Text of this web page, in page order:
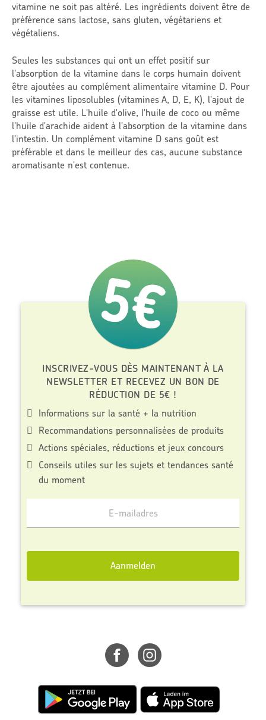
vitamine ne soit pas altéré. Les ingrédients doivent être de
préférence sans lactose, sans gluten, végétariens et
végétaliens.
Seules les substances qui ont un effet positif sur
l'absorption de la vitamine dans le corps humain doivent
être ajoutées au complément alimentaire vitamine D. Pour
les vitamines liposolubles (vitamines A, D, E, K), l'ajout de
graisse est utile. L'huile d'olive, l'huile de coco ou même
l'huile d'arachide aident à l'absorption de la vitamine dans
l'intestin. Un complément vitamine D sans goût est
préférable et dans le meilleur des cas, aucune substance
aromatisante n'est contenue.
INSCRIVEZ-VOUS DÈS MAINTENANT À LA
NEWSLETTER ET RECEVEZ UN BON DE
RÉDUCTION DE 5€ !
Informations sur la santé + la nutrition
Recommandations personnalisées de produits
Actions spéciales, réductions et jeux concours
Conseils utiles sur les sujets et tendances santé
du moment
voor
Aanmelden